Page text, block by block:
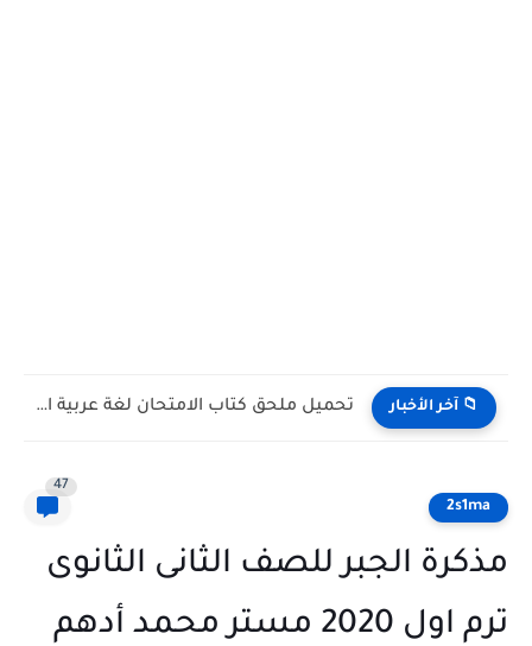
📁 آخر الأخبار تحميل ملحق كتاب الامتحان لغة عربية الصف الثالث الإعدادي الترم...
2s1ma
47
مذكرة الجبر للصف الثانى الثانوى
ترم اول 2020 مستر محمد أدهم